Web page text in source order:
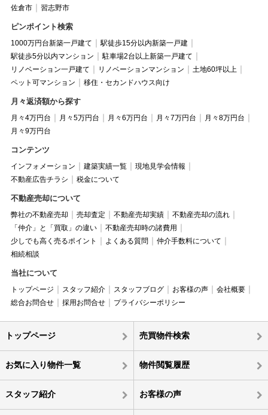
佐倉市
習志野市
ピンポイント検索
1000万円台新築一戸建て
駅徒歩15分以内新築一戸建
駅徒歩5分以内マンション
駐車場2台以上新築一戸建て
リノベーション一戸建て
リノベーションマンション
土地60坪以上
ペット可マンション
移住・セカンドハウス向け
月々返済額から探す
月々4万円台 月々5万円台 月々6万円台 月々7万円台
月々8万円台
月々9万円台
コンテンツ
インフォメーション 建築実績一覧
現地見学会情報
不動産広告チラシ
税金について
不動産売却について
弊社の不動産売却 売却査定 不動産売却実績
不動産売却の流れ
「仲介」と「買取」の違い
不動産売却時の諸費用
少しでも高く売るポイント
よくある質問
仲介手数料について
相続相談
当社について
トップページ スタッフ紹介 スタッフブログ お客様の声
会社概要
総合お問合せ
採用お問合せ プライバシーポリシー
トップページ 売買物件検索
お気に入り物件一覧 物件閲覧履歴
スタッフ紹介 お客様の声